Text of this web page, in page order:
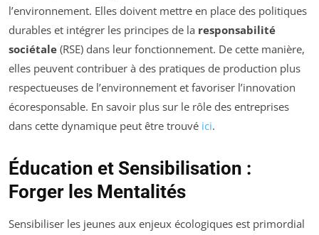
l’environnement. Elles doivent mettre en place des politiques
durables et intégrer les principes de la responsabilité
sociétale (RSE) dans leur fonctionnement. De cette manière,
elles peuvent contribuer à des pratiques de production plus
respectueuses de l’environnement et favoriser l’innovation
écoresponsable. En savoir plus sur le rôle des entreprises
dans cette dynamique peut être trouvé ici.
Éducation et Sensibilisation :
Forger les Mentalités
Sensibiliser les jeunes aux enjeux écologiques est primordial